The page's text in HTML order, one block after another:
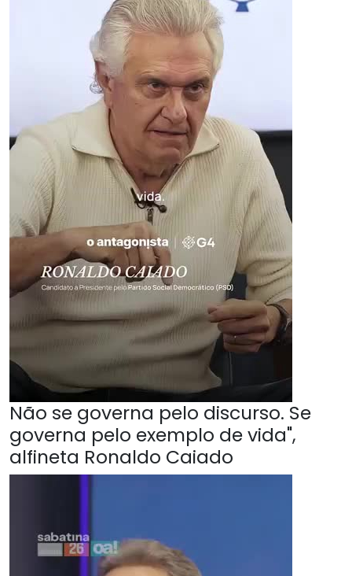
Não se governa pelo discurso. Se
governa pelo exemplo de vida",
alfineta Ronaldo Caiado